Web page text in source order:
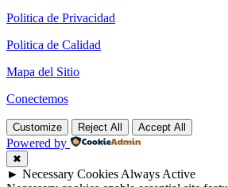
Politica de Privacidad
Politica de Calidad
Mapa del Sitio
Conectemos
Customize Reject All Accept All
Powered by
✖
► Necessary Cookies Always Active